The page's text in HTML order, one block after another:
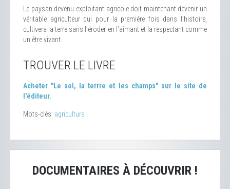
Le paysan devenu exploitant agricole doit maintenant devenir un
véritable agriculteur qui pour la première fois dans l’histoire,
cultivera la terre sans l’éroder en l’aimant et la respectant comme
un être vivant.
TROUVER LE LIVRE
Acheter "Le sol, la terrre et les champs" sur le site de
l'éditeur.
Mots-clés: agriculture
DOCUMENTAIRES À DÉCOUVRIR !